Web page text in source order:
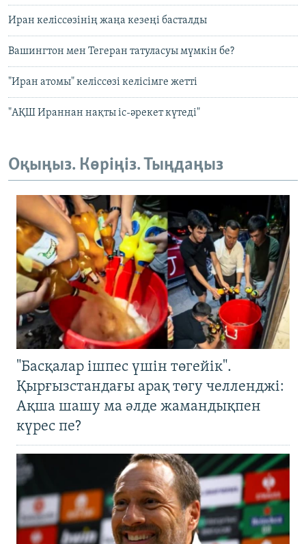
Иран келіссөзінің жаңа кезеңі басталды
Вашингтон мен Тегеран татуласуы мүмкін бе?
"Иран атомы" келіссөзі келісімге жетті
"АҚШ Ираннан нақты іс-әрекет күтеді"
Оқыңыз. Көріңіз. Тыңдаңыз
"Басқалар ішпес үшін төгейік".
Қырғызстандағы арақ төгу челленджі:
Ақша шашу ма әлде жамандықпен
күрес пе?